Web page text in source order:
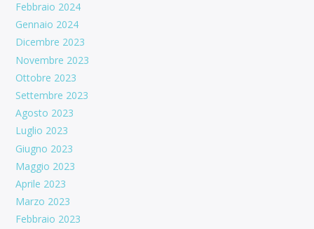
Febbraio 2024
Gennaio 2024
Dicembre 2023
Novembre 2023
Ottobre 2023
Settembre 2023
Agosto 2023
Luglio 2023
Giugno 2023
Maggio 2023
Aprile 2023
Marzo 2023
Febbraio 2023